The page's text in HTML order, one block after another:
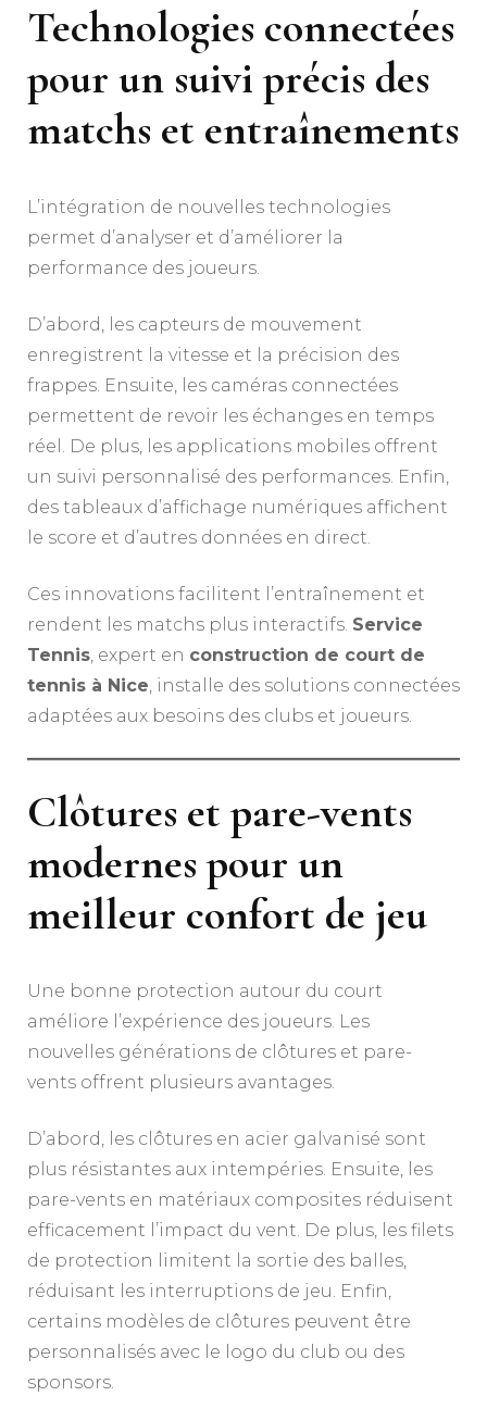
Technologies connectées
pour un suivi précis des
matchs et entraînements
L’intégration de nouvelles technologies
permet d’analyser et d’améliorer la
performance des joueurs.
D’abord, les capteurs de mouvement
enregistrent la vitesse et la précision des
frappes. Ensuite, les caméras connectées
permettent de revoir les échanges en temps
réel. De plus, les applications mobiles offrent
un suivi personnalisé des performances. Enfin,
des tableaux d’affichage numériques affichent
le score et d’autres données en direct.
Ces innovations facilitent l’entraînement et
rendent les matchs plus interactifs. Service
Tennis , expert en construction de court de
tennis à Nice , installe des solutions connectées
adaptées aux besoins des clubs et joueurs.
Clôtures et pare-vents
modernes pour un
meilleur confort de jeu
Une bonne protection autour du court
améliore l’expérience des joueurs. Les
nouvelles générations de clôtures et pare-
vents offrent plusieurs avantages.
D’abord, les clôtures en acier galvanisé sont
plus résistantes aux intempéries. Ensuite, les
pare-vents en matériaux composites réduisent
efficacement l’impact du vent. De plus, les filets
de protection limitent la sortie des balles,
réduisant les interruptions de jeu. Enfin,
certains modèles de clôtures peuvent être
personnalisés avec le logo du club ou des
sponsors.